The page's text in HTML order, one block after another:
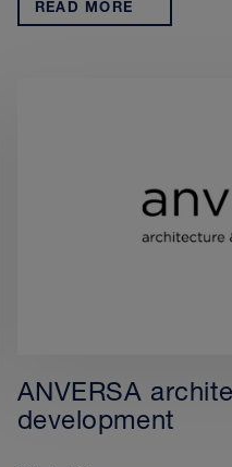
READ MORE
ANVERSA
development